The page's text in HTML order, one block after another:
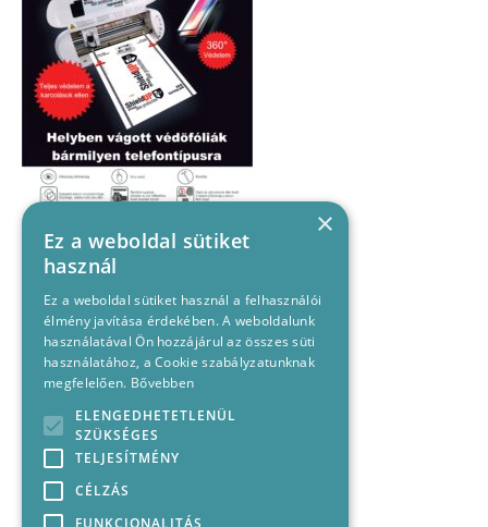
×
Ez a weboldal sütiket
használ
Ez a weboldal sütiket használ a felhasználói
élmény javítása érdekében. A weboldalunk
használatával Ön hozzájárul az összes süti
használatához, a Cookie szabályzatunknak
megfelelően. Bővebben
ELENGEDHETETLENÜL
SZÜKSÉGES
TELJESÍTMÉNY
CÉLZÁS
FUNKCIONALITÁS